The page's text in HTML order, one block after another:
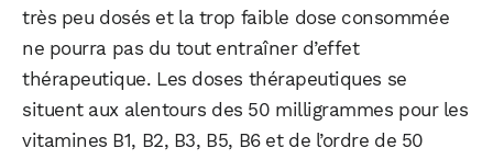
très peu dosés et la trop faible dose consommée
ne pourra pas du tout entraîner d’effet
thérapeutique. Les doses thérapeutiques se
situent aux alentours des 50 milligrammes pour les
vitamines B1, B2, B3, B5, B6 et de l’ordre de 50